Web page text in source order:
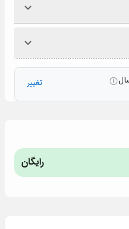
تغییر
رایگان